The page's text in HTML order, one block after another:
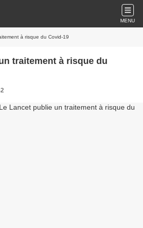
MENU
à risque du Covid-19
traitement à risque du